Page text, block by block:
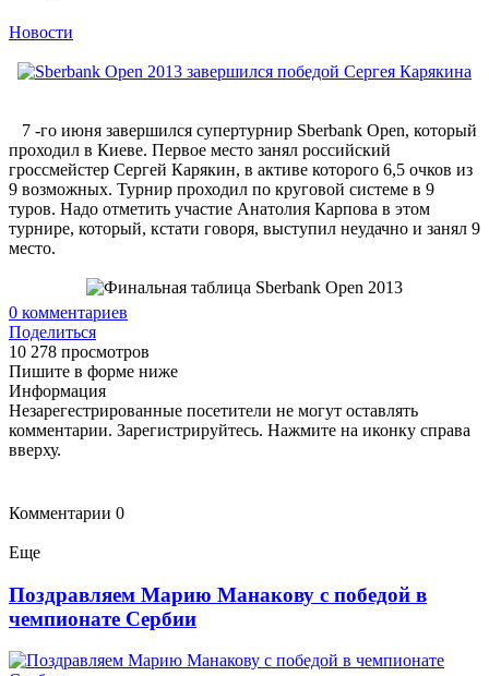
Новости
7 -го июня завершился супертурнир Sberbank Open, который
проходил в Киеве. Первое место занял российский
гроссмейстер Сергей Карякин, в активе которого 6,5 очков из
9 возможных. Турнир проходил по круговой системе в 9
туров. Надо отметить участие Анатолия Карпова в этом
турнире, который, кстати говоря, выступил неудачно и занял 9
место.
0 комментариев
Поделиться
10 278 просмотров
Пишите в форме ниже
Информация
Незарегестрированные посетители не могут оставлять
комментарии. Зарегистрируйтесь. Нажмите на иконку справа
вверху.
Комментарии 0
Еще
Поздравляем Марию Манакову с победой в
чемпионате Сербии